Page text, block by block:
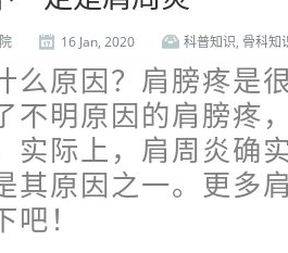
16 Jan, 2020 科普知识, 骨科知
么原因？肩膀疼是
不明原因的肩膀疼
实际上，肩周炎确
其原因之一。更多
！